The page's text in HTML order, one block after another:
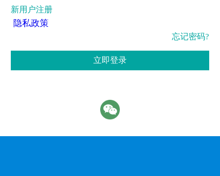
新用户注册
隐私政策
忘记密码?
立即登录